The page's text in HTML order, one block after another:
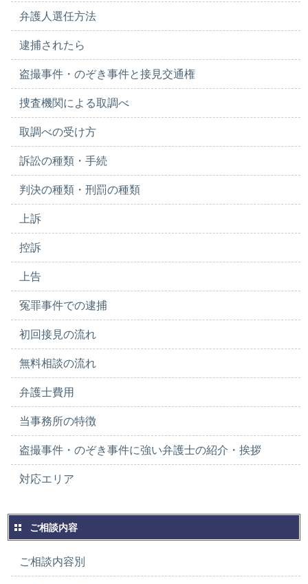
弁護人選任方法
逮捕されたら
盗撮事件・のぞき事件と接見交通権
捜査機関による取調べ
取調べの受け方
訴訟の種類・手続
判決の種類・刑罰の種類
上訴
控訴
上告
冤罪事件での逮捕
初回接見の流れ
無料相談の流れ
弁護士費用
当事務所の特徴
盗撮事件・のぞき事件に強い弁護士の紹介・挨拶
対応エリア
ご相談内容
ご相談内容別